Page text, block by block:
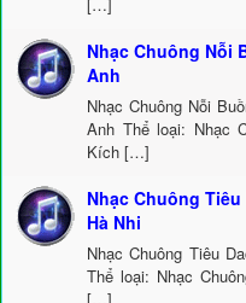
Nhạc Chuông Nỗi
Anh
Nhạc Chuông Nỗi
Anh Thể loại: Nhạc
Kích […]
Nhạc Chuông
Hà Nhi
Nhạc Chuông Tiêu
Thể loại: Nhạc